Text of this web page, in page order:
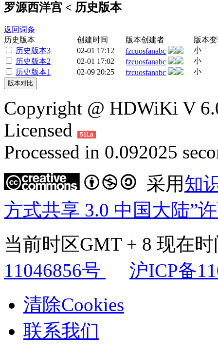
罗源西洋宫 < 历史版本
返回词条
历史版本
创建时间 版本创建者
版本
历史版本3
02-01 17:12 fzcuosfanabc
小
历史版本2
02-01 17:02 fzcuosfanabc
小
历史版本1
02-09 20:25 fzcuosfanabc 小
Copyright @ HDWiKi V
Licensed
51La
Processed in 0.092025
采用知
方式共享 3.0 中国大陆”
当前时区GMT + 8 现在
11046856号
沪ICP备
清除Cookies
联系我们